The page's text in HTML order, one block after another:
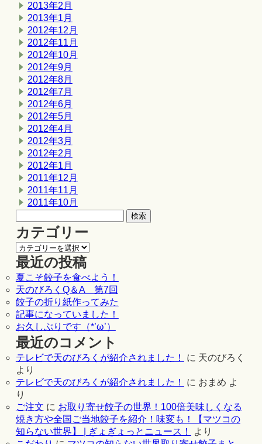
2013年2月
2013年1月
2012年12月
2012年11月
2012年10月
2012年9月
2012年8月
2012年7月
2012年6月
2012年5月
2012年4月
2012年3月
2012年2月
2012年1月
2011年12月
2011年11月
2011年10月
カテゴリー
最近の投稿
夏こそ餃子を食べよう！
天のびろくQ＆A 第7回
餃子の折り紙作ってみた
記事になっていました！
お久しぶりです（*’ω’）
最近のコメント
テレビで天のびろくが紹介されました！ に 天のびろく
より
テレビで天のびろくが紹介されました！
に おまめ よ
り
ご注文 に お取り寄せ餃子の世界！100倍美味しくなる
焼き方や全国ご当地餃子を紹介！味変も！【マツコの
知らない世界】 | ぎょぎょっとニュース！
より